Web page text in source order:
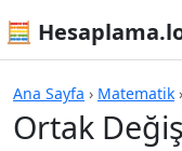
🧮
Ana Sayfa › Matematik ›
Ortak
Hesap